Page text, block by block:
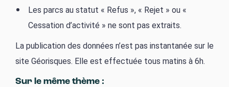
Les parcs au statut « Refus », « Rejet » ou «
Cessation d’activité » ne sont pas extraits.
La publication des données n’est pas instantanée sur le
site Géorisques. Elle est effectuée tous matins à 6h.
Sur le même thème :